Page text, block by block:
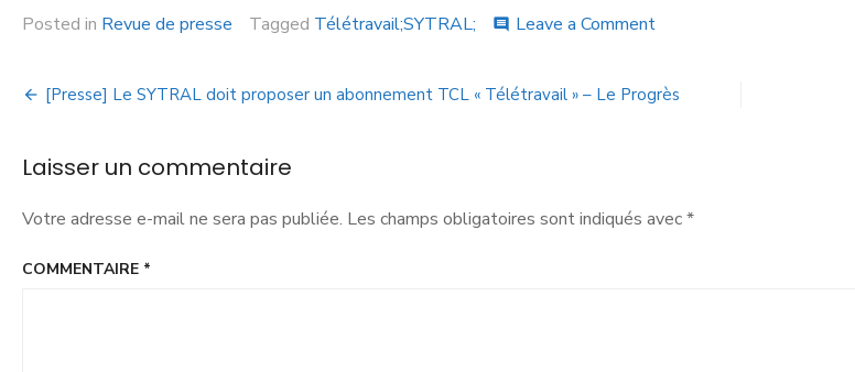
Posted in Revue de presse Tagged Télétravail;SYTRAL; comment Leave a Comment
[Presse] Le SYTRAL doit proposer un abonnement TCL « Télétravail » – Le Progrès
Laisser un commentaire
Votre adresse e-mail ne sera pas publiée. Les champs obligatoires sont indiqués avec*
COMMENTAIRE *